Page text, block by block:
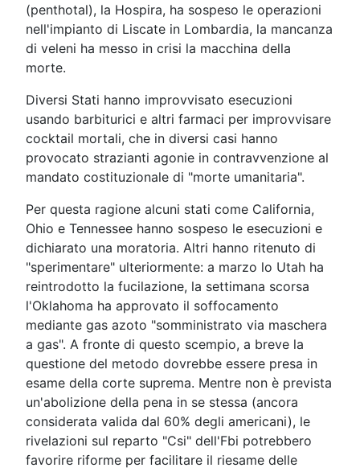
(penthotal), la Hospira, ha sospeso le operazioni
nell'impianto di Liscate in Lombardia, la mancanza
di veleni ha messo in crisi la macchina della
morte.
Diversi Stati hanno improvvisato esecuzioni
usando barbiturici e altri farmaci per improvvisare
cocktail mortali, che in diversi casi hanno
provocato strazianti agonie in contravvenzione al
mandato costituzionale di "morte umanitaria".
Per questa ragione alcuni stati come California,
Ohio e Tennessee hanno sospeso le esecuzioni e
dichiarato una moratoria. Altri hanno ritenuto di
"sperimentare" ulteriormente: a marzo lo Utah ha
reintrodotto la fucilazione, la settimana scorsa
l'Oklahoma ha approvato il soffocamento
mediante gas azoto "somministrato via maschera
a gas". A fronte di questo scempio, a breve la
questione del metodo dovrebbe essere presa in
esame della corte suprema. Mentre non è prevista
un'abolizione della pena in se stessa (ancora
considerata valida dal 60% degli americani), le
rivelazioni sul reparto "Csi" dell'Fbi potrebbero
favorire riforme per facilitare il riesame delle